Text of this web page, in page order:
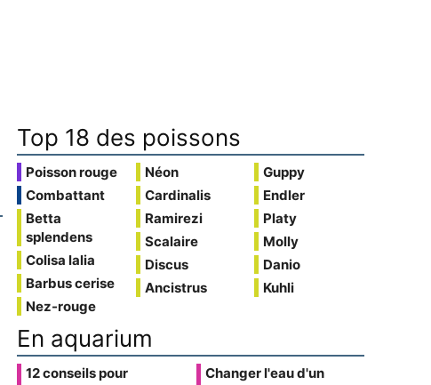
Top 18 des poissons
Poisson rouge
Combattant
Betta
splendens
Colisa lalia
Barbus cerise
Nez-rouge
Néon
Cardinalis
Ramirezi
Scalaire
Discus
Ancistrus
Guppy
Endler
Platy
Molly
Danio
Kuhli
En aquarium
12 conseils pour
Changer l'eau d'un